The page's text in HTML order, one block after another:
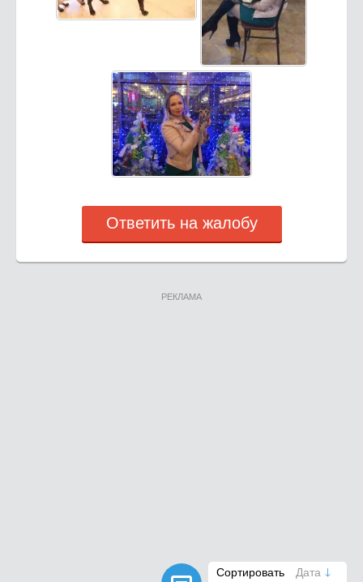
Ответить на жалобу
РЕКЛАМА
Сортировать Дата